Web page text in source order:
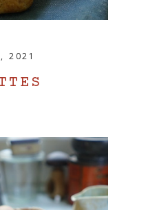
2021